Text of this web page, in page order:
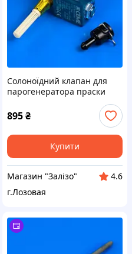
Солоноїдний клапан для
парогенератора праски
895₴
Купити
Магазин "Залізо"
4.6
г.Лозовая